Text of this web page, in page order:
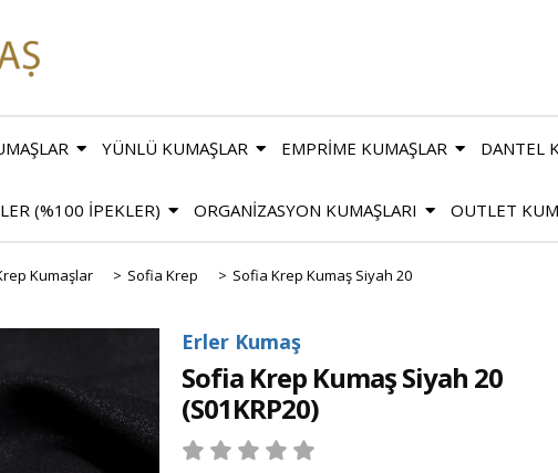
YÜNLÜ KUMAŞLAR EMPRİME KUMAŞLAR DANTEL
(%100 İPEKLER) ORGANİZASYON KUMAŞLARI OUTLET
Kumaşlar > Sofia Krep > Sofia Krep Kumaş Siyah 20
Erler Kumaş
Sofia Krep Kumaş Siyah 20
(S01KRP20)